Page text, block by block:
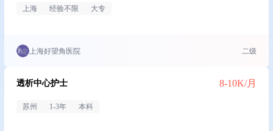
上海 经验不限 大专
上海好望角医院 二级
透析中心护士 8-10K/月
苏州 1-3年 本科